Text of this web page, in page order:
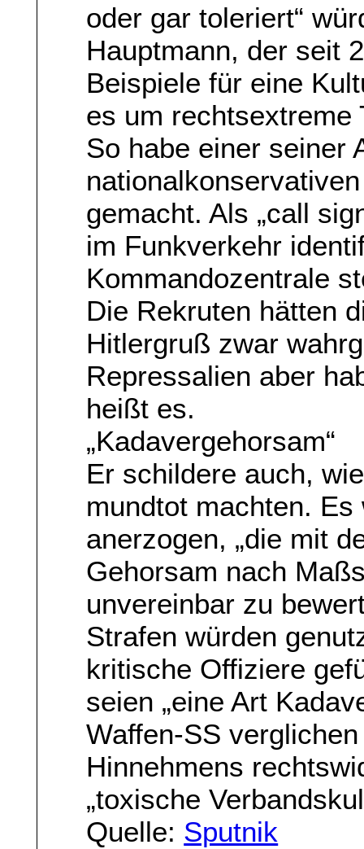
oder gar toleriert“
Hauptmann, der seit
Beispiele für eine
es um
So habe einer seiner
gemacht. Als „call
im Funkverkehr
Kommandozentrale
Die Rekruten hätten
Hitlergruß zwar
Repressalien aber
heißt es.
„Kadavergehorsam“
Er schildere auch,
mundtot machten.
anerzogen, „die mit
Gehorsam nach
unvereinbar zu
Strafen würden
kritische Offiziere
seien „eine Art
Waffen-SS
Hinnehmens
„toxische
Quelle: Sputnik